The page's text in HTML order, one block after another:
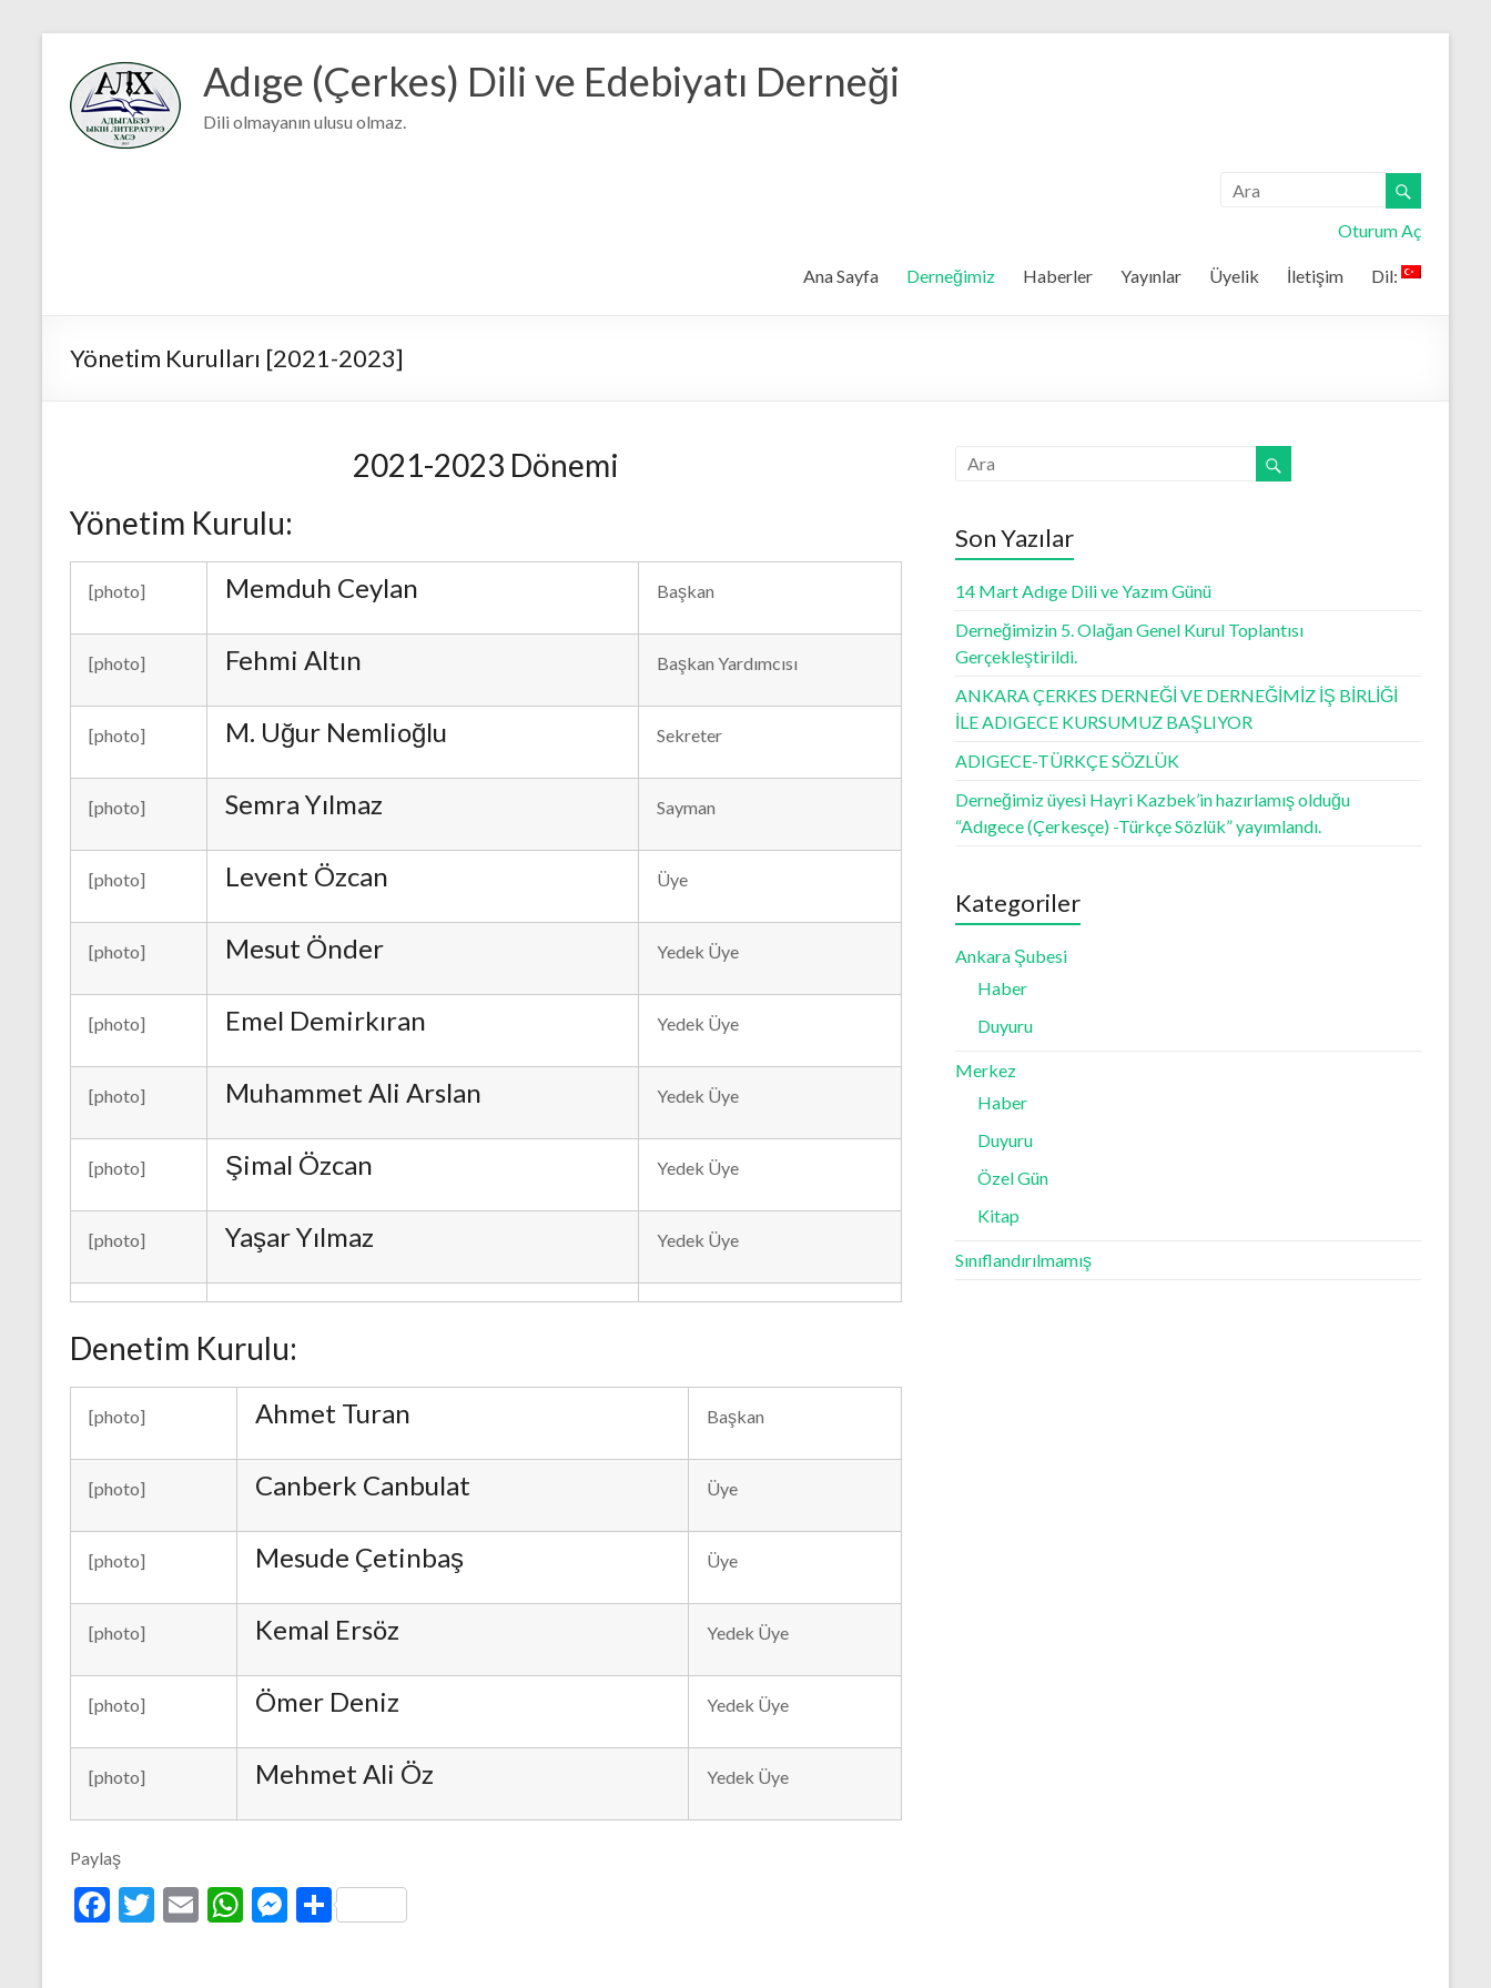
Adıge (Çerkes) Dili ve Edebiyatı Derneği
Dili olmayanın ulusu olmaz.
Oturum Aç
Ana Sayfa Derneğimiz Haberler Yayınlar Üyelik İletişim Dil:
Yönetim Kurulları [2021-2023]
2021-2023 Dönemi
Yönetim Kurulu:
[photo] Memduh Ceylan Başkan
[photo] Fehmi Altın Başkan Yardımcısı
[photo] M. Uğur Nemlioğlu Sekreter
[photo] Semra Yılmaz Sayman
[photo] Levent Özcan Üye
[photo] Mesut Önder Yedek Üye
[photo] Emel Demirkıran Yedek Üye
[photo] Muhammet Ali Arslan Yedek Üye
[photo] Şimal Özcan Yedek Üye
[photo] Yaşar Yılmaz Yedek Üye
Denetim Kurulu:
[photo] Ahmet Turan Başkan
[photo] Canberk Canbulat Üye
[photo] Mesude Çetinbaş Üye
[photo] Kemal Ersöz Yedek Üye
[photo] Ömer Deniz Yedek Üye
[photo] Mehmet Ali Öz Yedek Üye
Paylaş
F
T
E
W M S
Son Yazılar
14 Mart Adıge Dili ve Yazım Günü
Derneğimizin 5. Olağan Genel Kurul Toplantısı
Gerçekleştirildi.
ANKARA ÇERKES DERNEĞİ VE DERNEĞİMİZ İŞ BİRLİĞİ
İLE ADIGECE KURSUMUZ BAŞLIYOR
ADIGECE-TÜRKÇE SÖZLÜK
Derneğimiz üyesi Hayri Kazbek’in hazırlamış olduğu
“Adıgece (Çerkesçe) -Türkçe Sözlük” yayımlandı.
Kategoriler
Ankara Şubesi
Haber
Duyuru
Merkez
Haber
Duyuru
Özel Gün
Kitap
Sınıflandırılmamış